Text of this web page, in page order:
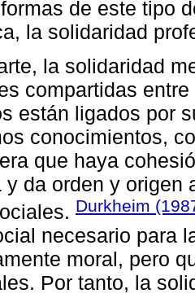
de este tipo
la solidaridad
la solidaridad
compartidas
están ligados por
conocimientos,
que haya
y da orden y origen
Durkheim
necesario para
moral, pero
Por tanto, la